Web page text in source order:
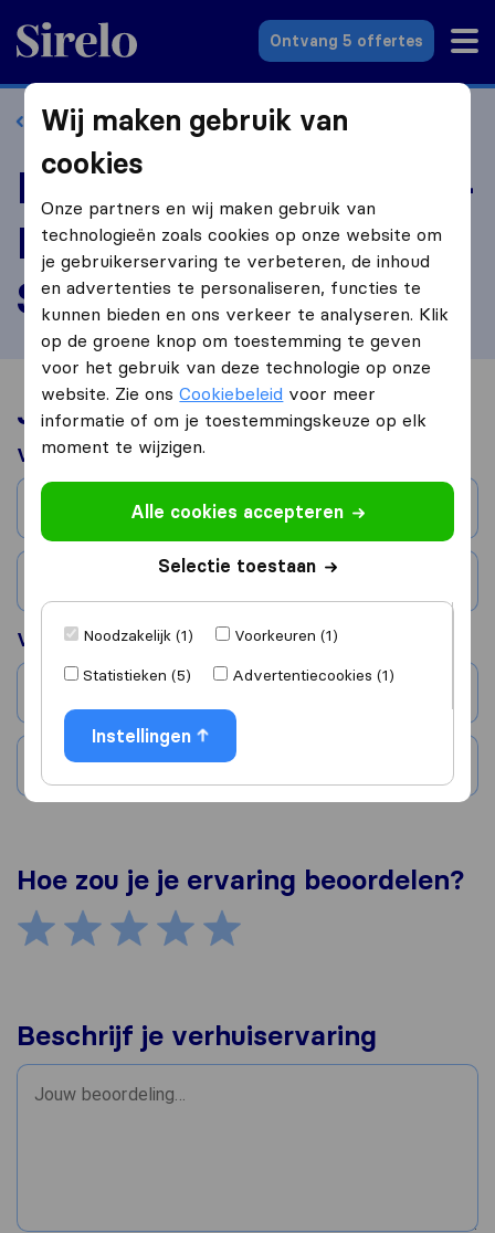
Sirelo.nl
Ontvang 5 offertes
Terug naar profiel
Beoordeel Allvans.Eu -
European Movers
System
Jouw verhuiservaring
Verhuisd van
Verhuisd naar
Land
Hoe zou je je ervaring beoordelen?
Beschrijf je verhuiservaring
Wij maken gebruik van
cookies
Onze partners en wij maken gebruik van
technologieën zoals cookies op onze website om
je gebruikerservaring te verbeteren, de inhoud
en advertenties te personaliseren, functies te
kunnen bieden en ons verkeer te analyseren. Klik
op de groene knop om toestemming te geven
voor het gebruik van deze technologie op onze
website. Zie onsCookiebeleid voor meer
informatie of om je toestemmingskeuze op elk
moment te wijzigen.
Alle cookies accepteren
Selectie toestaan
Noodzakelijk (1)
Voorkeuren (1)
Statistieken (5)
Advertentiecookies (1)
Instellingen